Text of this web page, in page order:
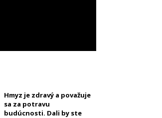
Hmyz je zdravý a považuje
sa za potravu
budúcnosti. Dali by ste